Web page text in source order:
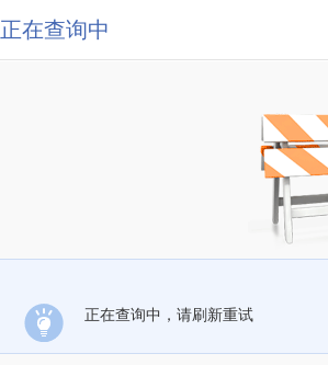
正在查询中
正在查询中，请刷新重试